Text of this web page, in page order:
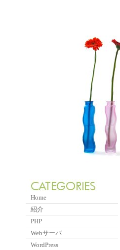
Home
紹介
PHP
Webサーバ
WordPress